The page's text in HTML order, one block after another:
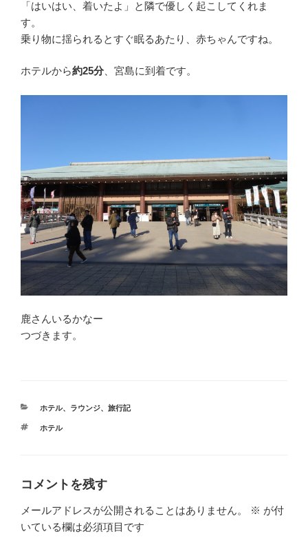
「はいはい、着いたよ」と隣で優しく起こしてくれま
す。
乗り物に揺られるとすぐ眠るあたり、赤ちゃんですね。
ホテルから約25分、宮島に到着です。
鹿さんいるかなー
つづきます。
カ
ゴ
ホテル、ラウンジ、 旅行記
タ
ホテル
コメントを残す
メールアドレスが公開されることはありません。 ※ が付
いている欄は必須項目です